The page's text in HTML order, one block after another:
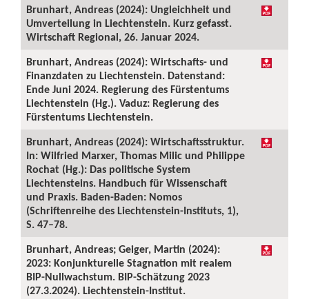
Brunhart, Andreas (2024): Ungleichheit und
Umverteilung in Liechtenstein. Kurz gefasst.
Wirtschaft Regional, 26. Januar 2024.
Brunhart, Andreas (2024): Wirtschafts- und
Finanzdaten zu Liechtenstein. Datenstand:
Ende Juni 2024. Regierung des Fürstentums
Liechtenstein (Hg.). Vaduz: Regierung des
Fürstentums Liechtenstein.
Brunhart, Andreas (2024): Wirtschaftsstruktur.
In: Wilfried Marxer, Thomas Milic und Philippe
Rochat (Hg.): Das politische System
Liechtensteins. Handbuch für Wissenschaft
und Praxis. Baden-Baden: Nomos
(Schriftenreihe des Liechtenstein-Instituts, 1),
S. 47–78.
Brunhart, Andreas; Geiger, Martin (2024):
2023: Konjunkturelle Stagnation mit realem
BIP-Nullwachstum. BIP-Schätzung 2023
(27.3.2024). Liechtenstein-Institut.